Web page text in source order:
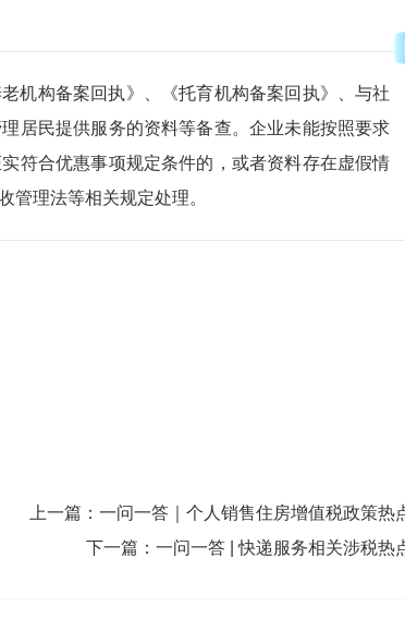
机构备案回执》、《托育机构备案回执》、与社
居民提供服务的资料等备查。企业未能按照要求
符合优惠事项规定条件的，或者资料存在虚假情
管理法等相关规定处理。
上一篇： 一问一答｜个人销售住房增值税政策热
下一篇： 一问一答 | 快递服务相关涉税热